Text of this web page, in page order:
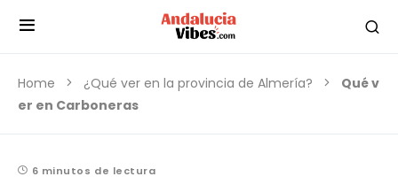
Home ¿Qué ver en la provincia de Almería?
Qué v
er en Carboneras
6 minutos de lectura